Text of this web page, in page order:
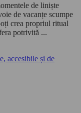
de liniște
de vacanțe scumpe
crea propriul ritual
potrivită ...